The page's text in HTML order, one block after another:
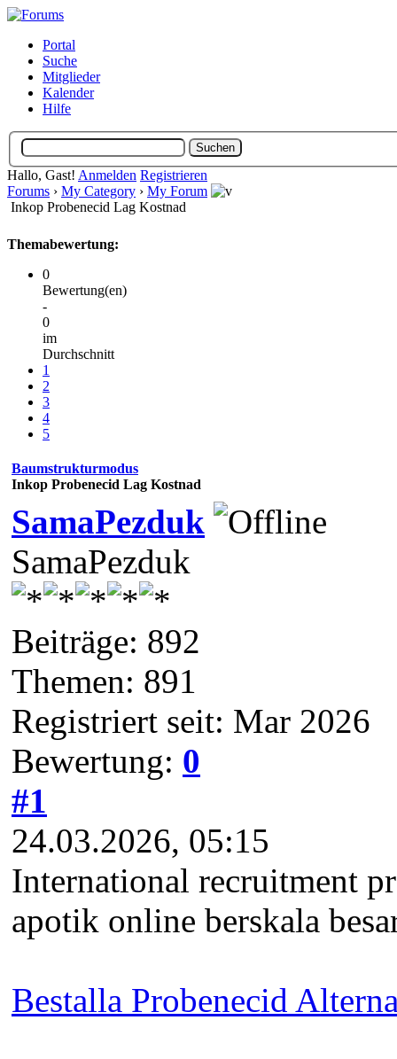
Portal
Suche
Mitglieder
Kalender
Hilfe
Hallo, Gast! Anmelden Registrieren
Forums › My Category › My Forum
Inkop Probenecid Lag Kostnad
Themabewertung:
0
Bewertung(en)
-
0
im
Durchschnitt
1
2
3
4
5
Baumstrukturmodus
Inkop Probenecid Lag Kostnad
SamaPezduk
SamaPezduk
Beiträge: 892
Themen: 891
Registriert seit: Mar 2026
Bewertung: 0
#1
24.03.2026, 05:15
International recruitment
apotik online berskala
Bestalla Probenecid